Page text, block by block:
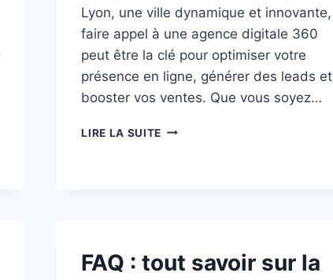
Lyon, une ville dynamique et innovante,
faire appel à une agence digitale 360
peut être la clé pour optimiser votre
présence en ligne, générer des leads et
booster vos ventes. Que vous soyez…
LIRE LA SUITE GUIDE
AGENCE
FAQ : tout savoir sur la